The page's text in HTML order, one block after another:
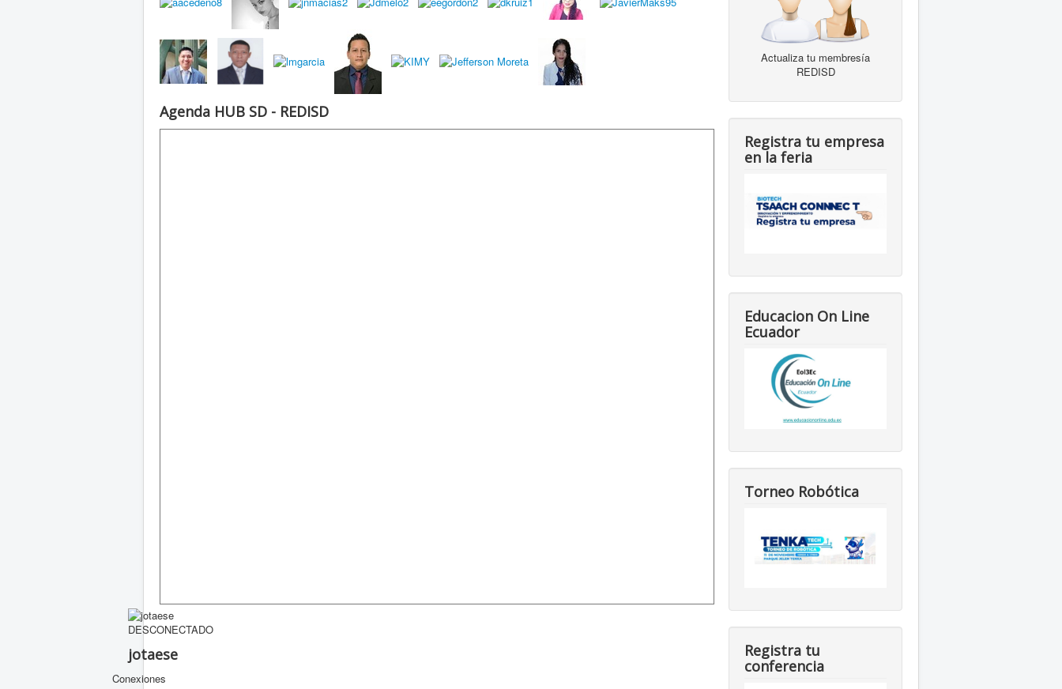
Agenda HUB SD - REDISD
DESCONECTADO
jotaese
Conexiones
Actualiza tu membresía
REDISD
Registra tu empresa
en la feria
Educacion On Line
Ecuador
Torneo Robótica
Registra tu
conferencia